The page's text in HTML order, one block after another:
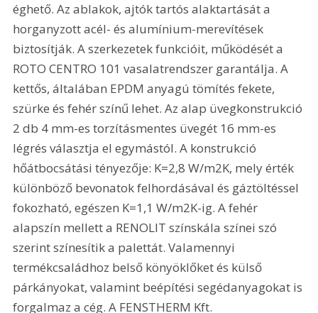
éghető. Az ablakok, ajtók tartós alaktartását a
horganyzott acél- és alumínium-merevítések
biztosítják. A szerkezetek funkcióit, működését a
ROTO CENTRO 101 vasalatrendszer garantálja. A
kettős, általában EPDM anyagú tömítés fekete,
szürke és fehér színű lehet. Az alap üvegkonstrukció
2 db 4 mm-es torzításmentes üvegét 16 mm-es
légrés választja el egymástól. A konstrukció
hőátbocsátási tényezője: K=2,8 W/m2K, mely érték
különböző bevonatok felhordásával és gáztöltéssel
fokozható, egészen K=1,1 W/m2K-ig. A fehér
alapszín mellett a RENOLIT színskála színei szó
szerint színesítik a palettát. Valamennyi
termékcsaládhoz belső könyöklőket és külső
párkányokat, valamint beépítési segédanyagokat is
forgalmaz a cég. A FENSTHERM Kft.